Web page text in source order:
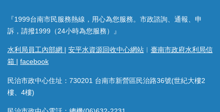
『1999台南市民服務熱線，用心為您服務。市政諮詢、通報、申
訴，請撥1999（24小時為您服務）』
水利局員工內部網 | 安平水資源回收中心網站 ︱ 臺南市政府水利局信
箱 | facebook
民治市政中心住址：730201 台南市新營區民治路36號(世紀大樓2
樓、4樓)